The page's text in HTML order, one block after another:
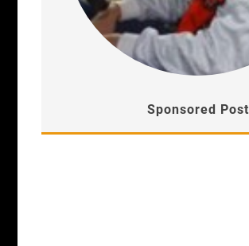
Sponsored Post